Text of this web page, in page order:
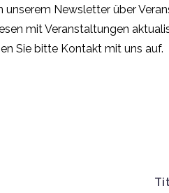
unserem Newsletter über
mit Veranstaltungen
Sie bitte Kontakt mit uns auf.